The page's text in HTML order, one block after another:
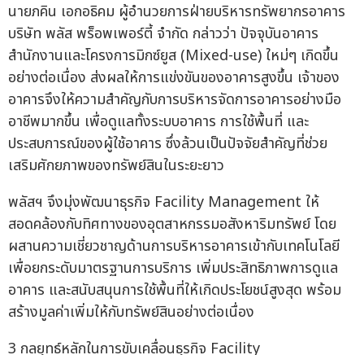
นายภคิน เอกอธิคม ผู้อำนวยการฝ่ายบริหารทรัพยากรอาคาร
บริษัท พลัส พร็อพเพอร์ตี้ จำกัด กล่าวว่า ปัจจุบันอาคาร
สำนักงานและโครงการมิกซ์ยูส (Mixed-use) ใหม่ๆ เกิดขึ้น
อย่างต่อเนื่อง ส่งผลให้การแข่งขันของอาคารสูงขึ้น เจ้าของ
อาคารจึงให้ความสำคัญกับการบริหารจัดการอาคารอย่างมือ
อาชีพมากขึ้น เพื่อดูแลทั้งระบบอาคาร การใช้พื้นที่ และ
ประสบการณ์ของผู้ใช้อาคาร ซึ่งล้วนเป็นปัจจัยสำคัญที่ช่วย
เสริมศักยภาพของทรัพย์สินในระยะยาว
พลัสฯ จึงมุ่งพัฒนาธุรกิจ Facility Management ให้
สอดคล้องกับทิศทางของอุตสาหกรรมอสังหาริมทรัพย์ โดย
ผสานความเชี่ยวชาญด้านการบริหารอาคารเข้ากับเทคโนโลยี
เพื่อยกระดับมาตรฐานการบริการ เพิ่มประสิทธิภาพการดูแล
อาคาร และสนับสนุนการใช้พื้นที่ให้เกิดประโยชน์สูงสุด พร้อม
สร้างมูลค่าเพิ่มให้กับทรัพย์สินอย่างต่อเนื่อง
3 กลยุทธ์หลักในการขับเคลื่อนธุรกิจ Facility